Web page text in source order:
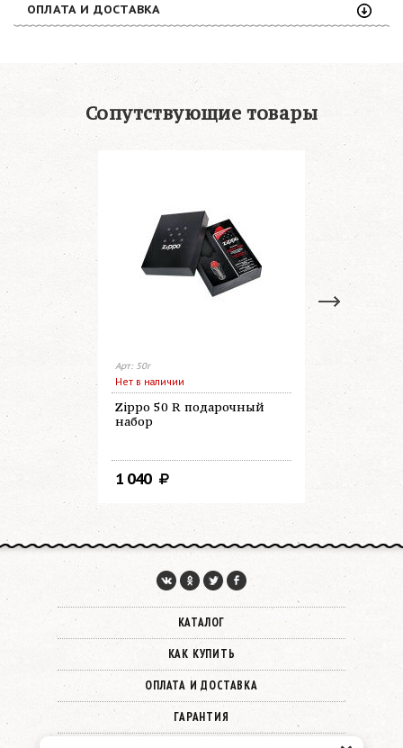
ОПЛАТА И ДОСТАВКА
Сопутствующие товары
Арт: 50r
Нет в наличии
Zippo 50 R подарочный
набор
1 040
В наличии
3141
КАТАЛОГ
КАК КУПИТЬ
ОПЛАТА И ДОСТАВКА
ГАРАНТИЯ